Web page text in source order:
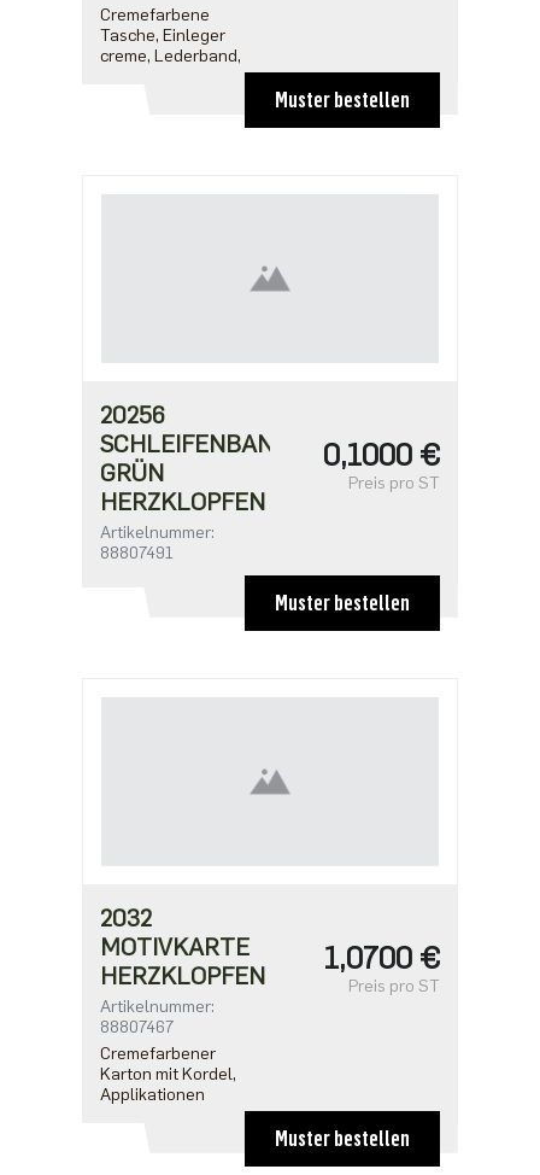
Cremefarbene
Tasche, Einleger
creme, Lederband,
Muster bestellen
20256
SCHLEIFENBAND
GRÜN
HERZKLOPFEN
Artikelnummer:
88807491
0,1000 €
Preis pro ST
Muster bestellen
2032
MOTIVKARTE
HERZKLOPFEN
Artikelnummer:
88807467
Cremefarbener
Karton mit Kordel,
Applikationen
1,0700 €
Preis pro ST
Muster bestellen